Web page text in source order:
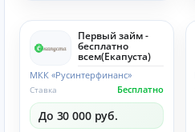
Первый займ -
бесплатно
всем(Eкапуста)
МКК «Русинтерфинанс»
Бесплатно
Ставка
До 30 000 руб.